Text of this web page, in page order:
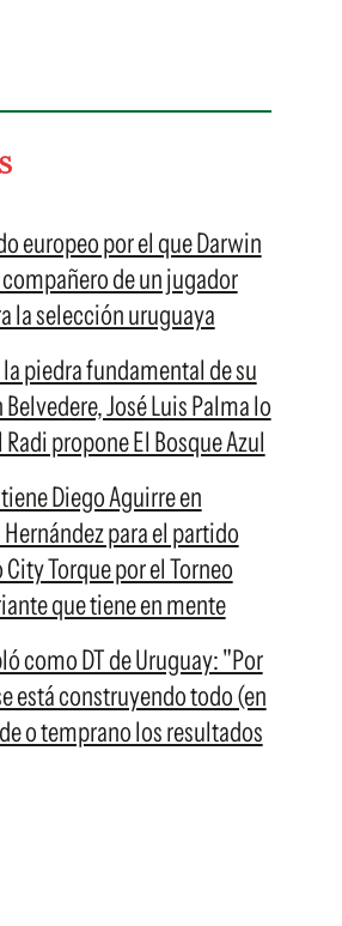
europeo por el que Darwin
de un jugador
la selección uruguaya
piedra fundamental de su
José Luis Palma lo
propone El Bosque Azul
Diego Aguirre en
para el partido
Torque por el Torneo
que tiene en mente
como DT de Uruguay: "Por
está construyendo todo (en
o temprano los resultados